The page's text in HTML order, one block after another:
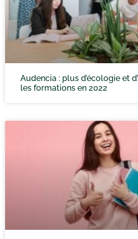
Audencia : plus d’écologie et
les formations en 2022